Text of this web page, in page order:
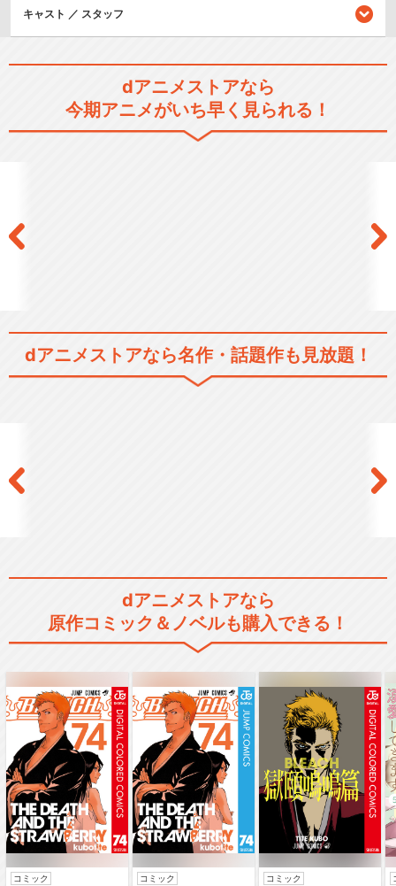
スポーツ/競技
ドラマ/青春
シリーズ／関連のアニメ作品
BIRDIE WING -Golf Girls…
キャスト ／ スタッフ
dアニメストアなら
今期アニメがいち早く見られる！
dアニメストアなら名作・話題作も見放題！
dアニメストアなら
原作コミック＆ノベルも購入できる！
コミック コミック コミック